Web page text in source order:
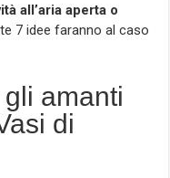
all’aria aperta o
7 idee faranno al caso
amanti
di